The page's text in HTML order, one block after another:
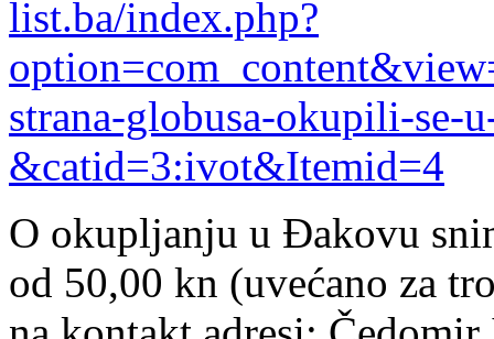
list.ba/index.php?
strana-globusa-okupili-se-
&catid=3:ivot&Itemid=4
O okupljanju u Đakovu
od 50,00 kn (uvećano za